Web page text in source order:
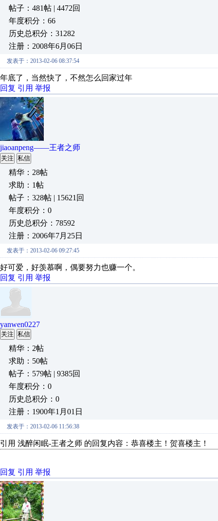
帖子：481帖 | 4472回
年度积分：66
历史总积分：31282
注册：2008年6月06日
发表于：2013-02-06 08:37:54
年底了，当然快了，不然怎么回家过年
回复 引用 举报
jiaoanpeng——王者之师
关注 私信
精华：28帖
求助：1帖
帖子：328帖 | 15621回
年度积分：0
历史总积分：78592
注册：2006年7月25日
发表于：2013-02-06 09:27:45
好可爱，好羡慕啊，偶要努力也赚一个。
回复 引用 举报
yanwen0227
关注 私信
精华：2帖
求助：50帖
帖子：579帖 | 9385回
年度积分：0
历史总积分：0
注册：1900年1月01日
发表于：2013-02-06 11:56:38
引用 浅醉闲眠-王者之师 的回复内容
回复 引用 举报